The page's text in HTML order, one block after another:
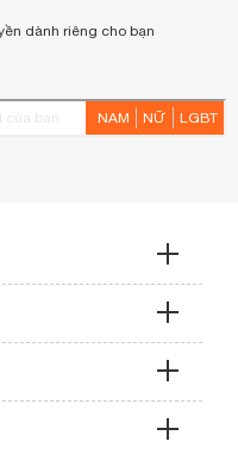
dành riêng cho bạn
NAM NỮ LGBT